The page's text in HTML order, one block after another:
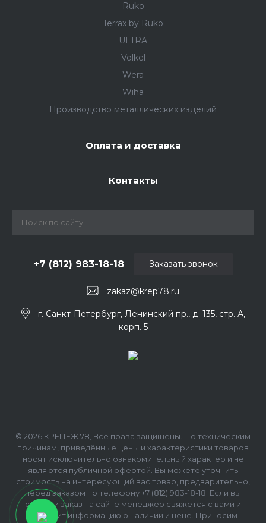
Ruko
Terrax by Ruko
ULTRA
Volkel
Wera
Wiha
Производство металлических изделий
Оплата и доставка
Контакты
zakaz@krep78.ru
+7 (812) 983-18-18
г. Санкт-Петербург, Ленинский пр., д. 135, стр. А,
корп. 5
Заказать звонок
© 2026 КРЕПЕЖ 78, Все права защищены. По техническим
причинам, приведённые цены и характеристики товаров
носят исключительно ознакомительный характер и не
являются публичной офертой. Вы можете уточнить
стоимость на интересующий вас товар, предварительно,
перед заказом по телефону +7 (812) 983-18-18. Если вы
сделали заказ на сайте менеджер свяжется с вами и
сообщит информацию о наличии и цене. Приносим